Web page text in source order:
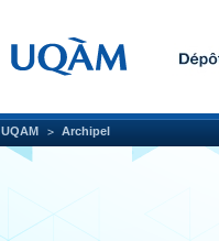
UQAM Archipel